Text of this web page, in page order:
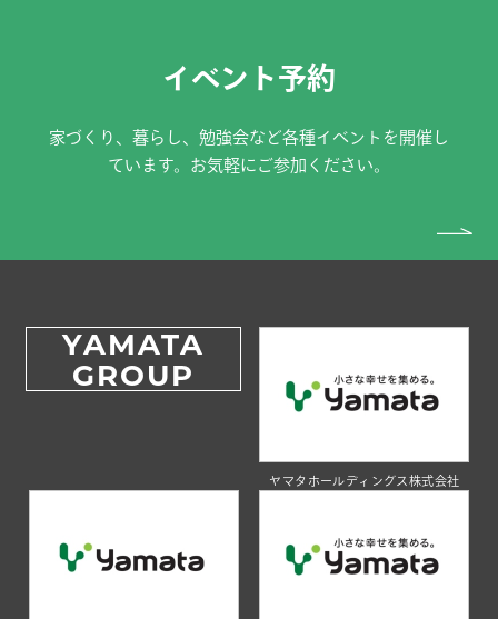
イベント予約
家づくり、暮らし、勉強会など各種イベントを開催し
ています。お気軽にご参加ください。
YAMATA
GROUP
ヤマタホールディングス株式会社